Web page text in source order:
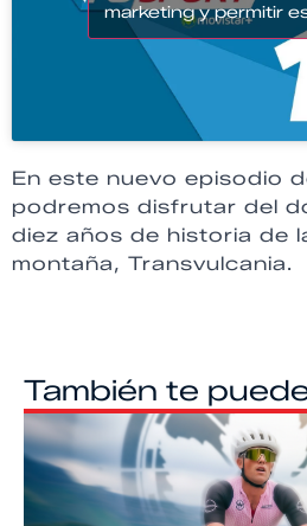
marketing y permitir
En este nuevo episodio
podremos disfrutar del
diez años de historia de
montaña, Transvulcania.
También te